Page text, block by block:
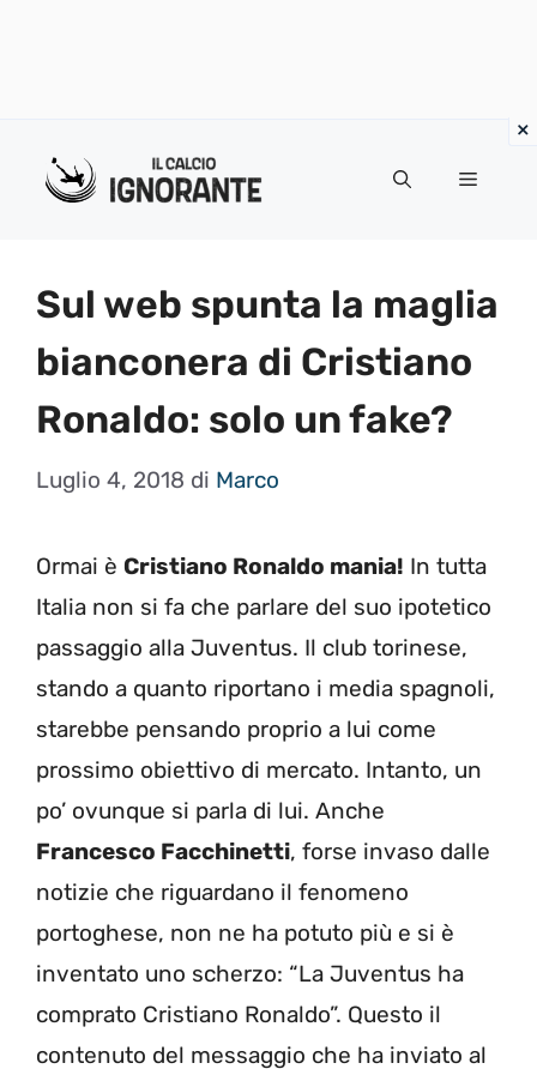
Menu
Sul web spunta la maglia
bianconera di Cristiano
Ronaldo: solo un fake?
Luglio 4, 2018 di Marco
Ormai è Cristiano Ronaldo mania! In tutta
Italia non si fa che parlare del suo ipotetico
passaggio alla Juventus. Il club torinese,
stando a quanto riportano i media spagnoli,
starebbe pensando proprio a lui come
prossimo obiettivo di mercato. Intanto, un
po’ ovunque si parla di lui. Anche
Francesco Facchinetti, forse invaso dalle
notizie che riguardano il fenomeno
portoghese, non ne ha potuto più e si è
inventato uno scherzo: “La Juventus ha
comprato Cristiano Ronaldo”. Questo il
contenuto del messaggio che ha inviato al